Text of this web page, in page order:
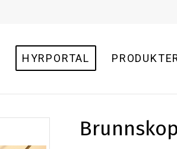
HYRPORTAL